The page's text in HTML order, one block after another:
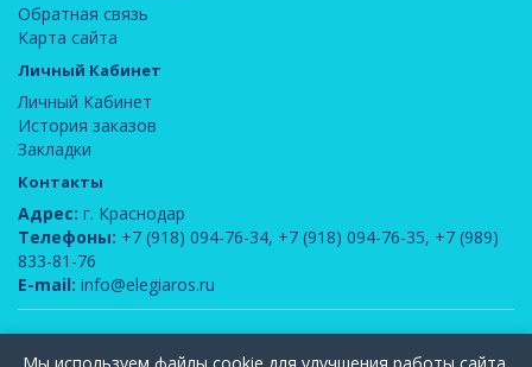
Обратная связь
Карта сайта
Личный Кабинет
Личный Кабинет
История заказов
Закладки
Контакты
Адрес: г. Краснодар
Телефоны: +7 (918) 094-76-34, +7 (918) 094-76-35, +7 (989)
833-81-76
E-mail: info@elegiaros.ru
ООО "Новелла"© 2026
Вся информация, содержащаяся на данном сайте, является интеллектуальной